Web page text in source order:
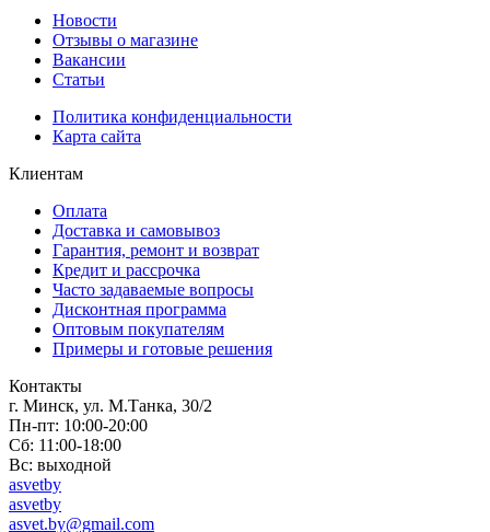
Новости
Отзывы о магазине
Вакансии
Статьи
Политика конфиденциальности
Карта сайта
Клиентам
Оплата
Доставка и самовывоз
Гарантия, ремонт и возврат
Кредит и рассрочка
Часто задаваемые вопросы
Дисконтная программа
Оптовым покупателям
Примеры и готовые решения
Контакты
г. Минск, ул. М.Танка, 30/2
Пн-пт: 10:00-20:00
Сб: 11:00-18:00
Вс: выходной
asvetby
asvetby
asvet.by@gmail.com